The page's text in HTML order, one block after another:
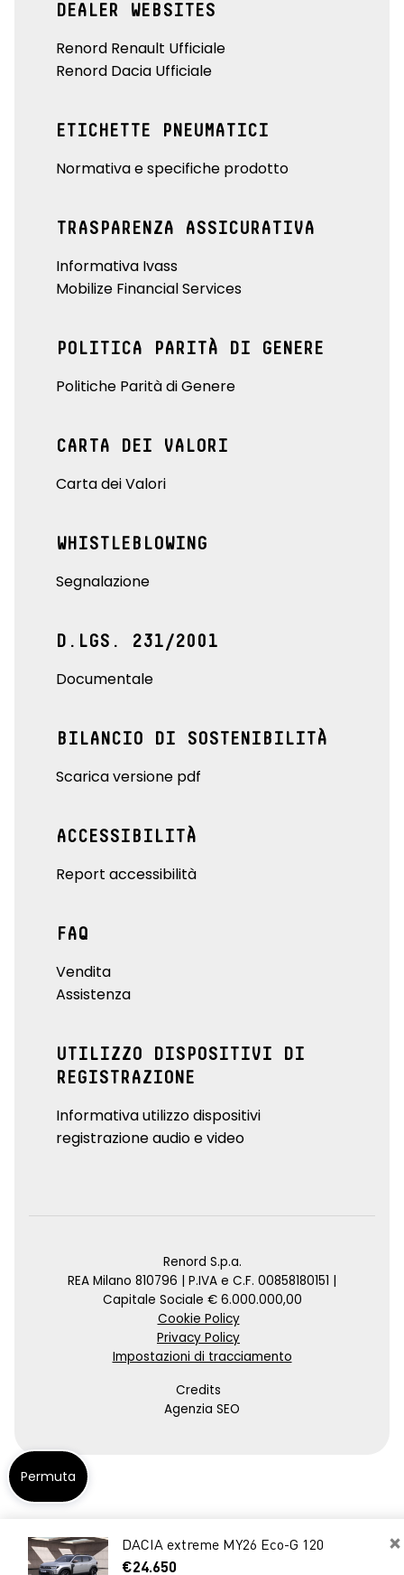
×
DACIA extreme MY26 Eco-G 120
€24.650
DEALER WEBSITES
Renord Renault Ufficiale
Renord Dacia Ufficiale
ETICHETTE PNEUMATICI
Normativa e specifiche prodotto
TRASPARENZA ASSICURATIVA
Informativa Ivass
Mobilize Financial Services
POLITICA PARITÀ DI GENERE
Politiche Parità di Genere
CARTA DEI VALORI
Carta dei Valori
WHISTLEBLOWING
Segnalazione
D.LGS. 231/2001
Documentale
BILANCIO DI SOSTENIBILITÀ
Scarica versione pdf
ACCESSIBILITÀ
Report accessibilità
FAQ
Vendita
Assistenza
UTILIZZO DISPOSITIVI DI
REGISTRAZIONE
Informativa utilizzo dispositivi
registrazione audio e video
Renord S.p.a.
REA Milano 810796 | P.IVA e C.F. 00858180151 |
Capitale Sociale € 6.000.000,00
Cookie Policy
Privacy Policy
Impostazioni di tracciamento
Credits
Agenzia SEO
Permuta